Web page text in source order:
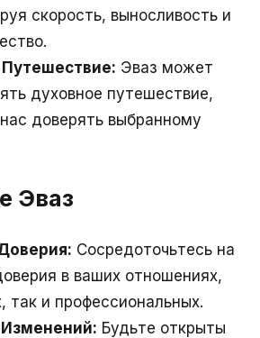
скорость, выносливость и
Эваз может
духовное путешествие,
доверять выбранному
Эваз
Сосредоточьтесь на
в ваших отношениях,
так и профессиональных.
Будьте открыты